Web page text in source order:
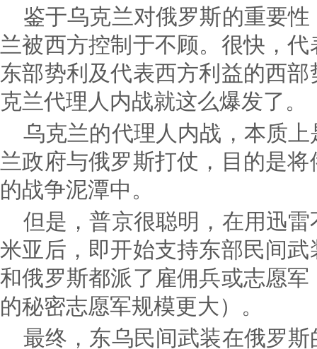
鉴于乌克兰对俄罗斯的重要性
兰被西方控制于不顾。很快，
东部势利及代表西方利益的西
克兰代理人内战就这么爆发了。
乌克兰的代理人内战，本质上
兰政府与俄罗斯打仗，目的是
的战争泥潭中。
但是，普京很聪明，在用迅雷
米亚后，即开始支持东部民间
和俄罗斯都派了雇佣兵或志愿
的秘密志愿军规模更大）。
最终，东乌民间武装在俄罗斯